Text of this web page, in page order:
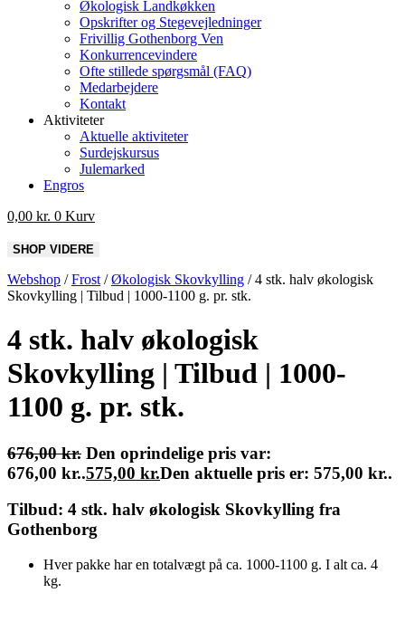
Økologisk Landkøkken
Opskrifter og Stegevejledninger
Frivillig Gothenborg Ven
Konkurrencevindere
Ofte stillede spørgsmål (FAQ)
Medarbejdere
Kontakt
Aktiviteter
Aktuelle aktiviteter
Surdejskursus
Julemarked
Engros
0,00 kr. 0 Kurv
Webshop /Frost /Økologisk Skovkylling /4 stk. halv økologisk
Skovkylling | Tilbud | 1000-1100 g. pr. stk.
4 stk. halv økologisk
Skovkylling | Tilbud | 1000-
1100 g. pr. stk.
676,00kr. Den oprindelige pris var:
676,00 kr..575,00 kr.Den aktuelle pris er: 575,00 kr..
Tilbud: 4 stk. halv økologisk Skovkylling fra
Gothenborg
Hver pakke har en totalvægt på ca. 1000-1100 g. I alt ca. 4
kg.